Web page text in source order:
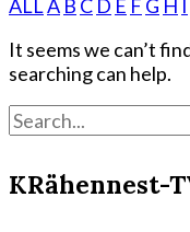
ALLA B C D E F G H I
It seems we can’t
searching can help.
KRähennest-